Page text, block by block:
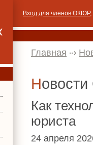
Вход для членов ОКЮР,
Главная
Как
юриста
24 апреля